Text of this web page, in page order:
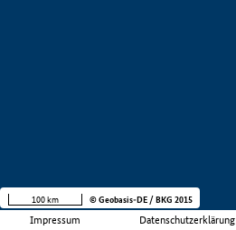
Impressum Datenschutzerklärung
100 km © Geobasis-DE / BKG 2015